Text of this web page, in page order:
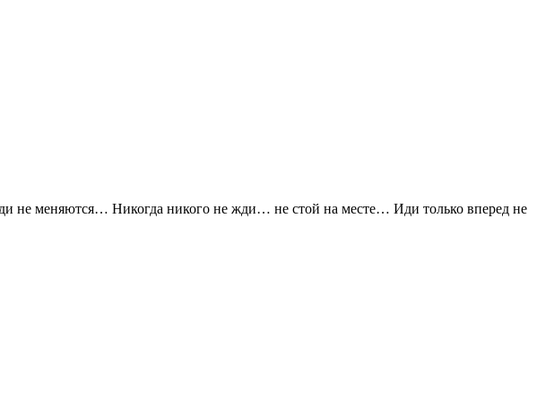
не меняются… Никогда никого не жди… не стой на месте… Иди только вперед не